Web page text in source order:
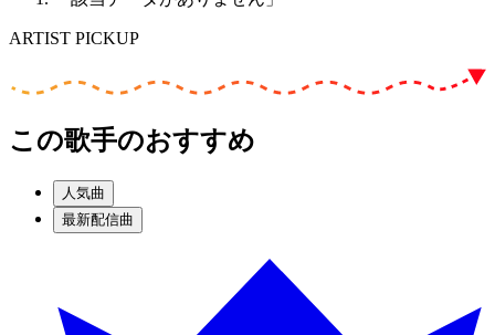
ARTIST PICKUP
この歌手のおすすめ
人気曲
最新配信曲